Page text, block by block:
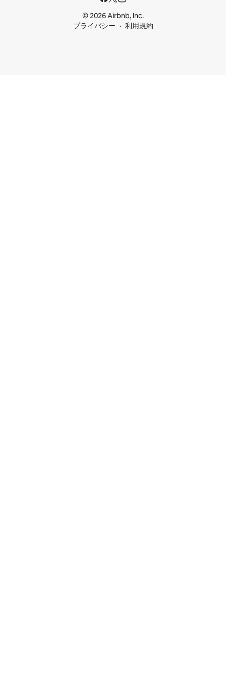
© 2026 Airbnb, Inc.
プライバシー
利用規約